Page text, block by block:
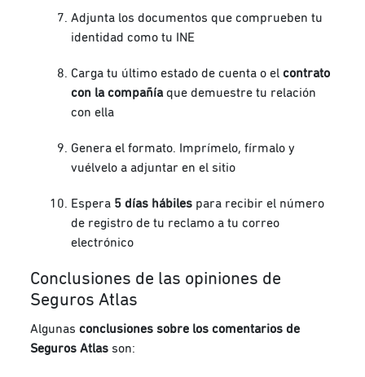
Adjunta los documentos que comprueben tu
identidad como tu INE
Carga tu último estado de cuenta o elcontrato
con la compañíaque demuestre tu relación
con ella
Genera el formato. Imprímelo, fírmalo y
vuélvelo a adjuntar en el sitio
Espera 5 días hábiles para recibir el número
de registro de tu reclamo a tu correo
electrónico
Conclusiones de las opiniones de
Seguros Atlas
Algunasconclusiones sobre los comentarios de
Seguros Atlas son: